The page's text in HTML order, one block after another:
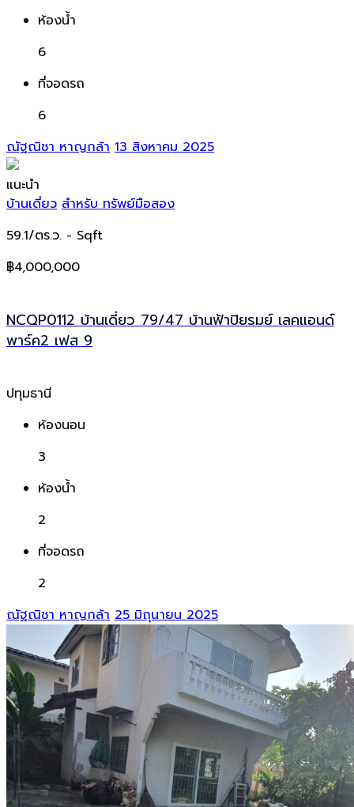
ห้องน้ำ
6
ที่จอดรถ
6
ณัฐณิชา หาญกล้า 13 สิงหาคม 2025
แนะนำ
บ้านเดี่ยว สำหรับ ทรัพย์มือสอง
59.1/ตร.ว. - Sqft
฿4,000,000
NCQP0112 บ้านเดี่ยว 79/47 บ้านฟ้าปิยรมย์ เลคแอนด์
พาร์ค2 เฟส 9
ปทุมธานี
ห้องนอน
3
ห้องน้ำ
2
ที่จอดรถ
2
ณัฐณิชา หาญกล้า 25 มิถุนายน 2025